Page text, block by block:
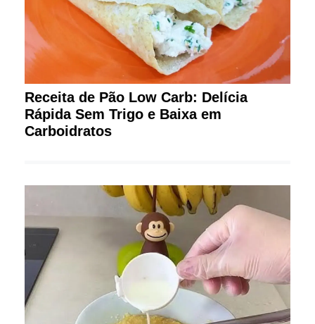
Receita de Pão Low Carb: Delícia
Rápida Sem Trigo e Baixa em
Carboidratos